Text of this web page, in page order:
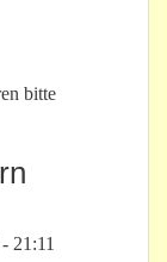
Leser!
bitte
21:11